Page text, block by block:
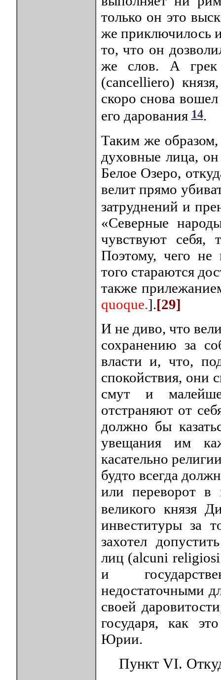
только он это
же приключилось
то, что он
же слов. А грек
(cancelliero)
скоро снова
его дарования14.
Таким же образом,
духовные лица,
Белое Озеро,
велит прямо
затруднений и
«Северные
чувствуют себя,
Поэтому, чего не
того стараются
также
quoque.].[29]
И не диво, что
сохранению за
власти и, что,
спокойствия, они
смут и
отстраняют от
должно бы
увещания им
касательно
будто всегда
или переворот
великого князя
инвеституры за
захотел
лиц (alcuni
и
недостаточными
своей
государя, как
Юрии.
Пункт VІ.